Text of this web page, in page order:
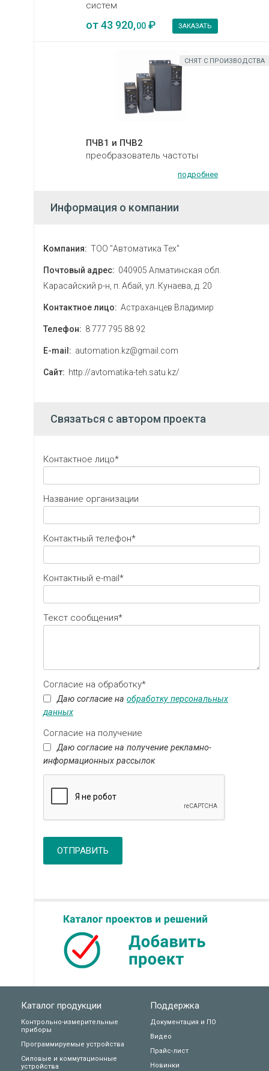
систем
от43 920,00 ₽ ЗАКАЗАТЬ
ПЧВ1 и ПЧВ2
преобразователь частоты
подробнее
СНЯТ С ПРОИЗВОДСТВА
Информация о компании
Компания: ТОО "Автоматика Тех"
Почтовый адрес: 040905 Алматинская обл.
Карасайский р-н, п. Абай, ул. Кунаева, д. 20
Контактное лицо: Астраханцев Владимир
Телефон: 8 777 795 88 92
E-mail: automation.kz@gmail.com
Сайт: http://avtomatika-teh.satu.kz/
Связаться с автором проекта
Контактное лицо*
Название организации
Контактный телефон*
Контактный e-mail*
Текст сообщения*
Согласие на обработку*
Даю согласие на обработку персональных
данных
Согласие на получение
Даю согласие на получение рекламно-
информационных рассылок
ОТПРАВИТЬ
Каталог продукции
Контрольно-измерительные
приборы
Программируемые устройства
Силовые и коммутационные
устройства
Поддержка
Документация и ПО
Видео
Прайс-лист
Новинки